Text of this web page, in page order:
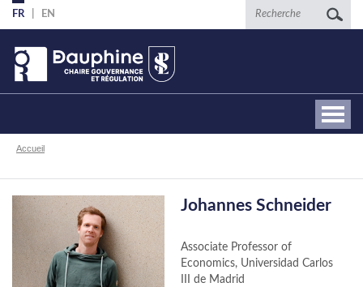
Aller
au
contenu
principal
FR EN Recherche
Fil
Accueil
Johannes Schneider
Associate Professor of
Economics, Universidad Carlos
III de Madrid